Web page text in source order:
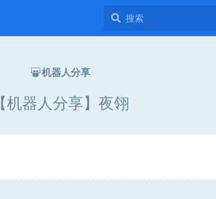
机器人分享
【机器人分享】夜翎